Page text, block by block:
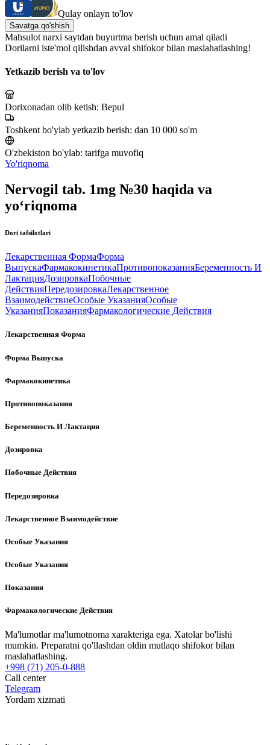
Qulay onlayn to'lov
Savatga qo'shish
Mahsulot narxi saytdan buyurtma berish uchun amal qiladi
Dorilarni iste'mol qilishdan avval shifokor bilan maslahatlashing!
Yetkazib berish va to'lov
Dorixonadan olib ketish: Bepul
Toshkent bo'ylab yetkazib berish: dan 10 000 so'm
O'zbekiston bo'ylab: tarifga muvofiq
Yo'riqnoma
Nervogil tab. 1mg №30 haqida va
yo‘riqnoma
Dori tafsilotlari
Лекарственная ФормаФорма
ВыпускаФармакокинетикаПротивопоказанияБеременность И
ЛактацияДозировкаПобочные
ДействияПередозировкаЛекарственное
ВзаимодействиеОсобые УказанияОсобые
УказанияПоказанияФармакологические Действия
Лекарственная Форма
Форма Выпуска
Фармакокинетика
Противопоказания
Беременность И Лактация
Дозировка
Побочные Действия
Передозировка
Лекарственное Взаимодействие
Особые Указания
Особые Указания
Показания
Фармакологические Действия
Ma'lumotlar ma'lumotnoma xarakteriga ega. Xatolar bo'lishi
mumkin. Preparatni qo'llashdan oldin mutlaqo shifokor bilan
maslahatlashing.
+998 (71) 205-0-888
Call center
Telegram
Yordam xizmati